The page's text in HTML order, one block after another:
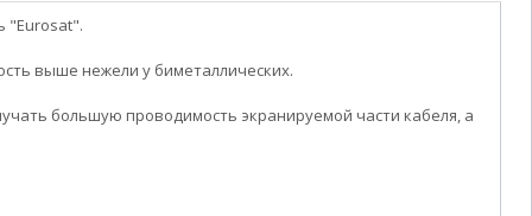
"Eurosat".
выше нежели у биметаллических.
большую проводимость экранируемой части кабеля, а